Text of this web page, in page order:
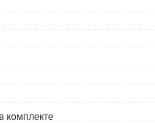
комплекте